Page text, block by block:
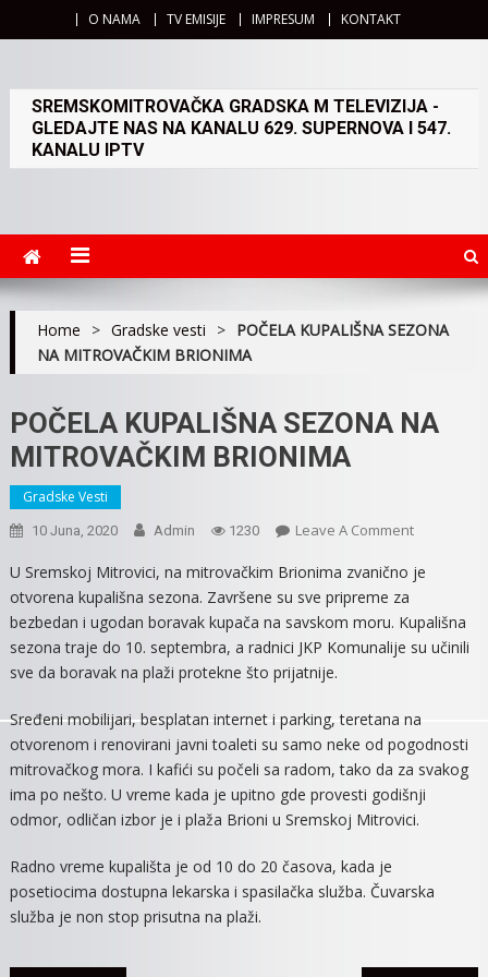
O NAMA TV EMISIJE IMPRESUM KONTAKT
SREMSKOMITROVAČKA GRADSKA M TELEVIZIJA -
GLEDAJTE NAS NA KANALU 629. SUPERNOVA I 547.
KANALU IPTV
Home > Gradske vesti > POČELA KUPALIŠNA SEZONA
NA MITROVAČKIM BRIONIMA
POČELA KUPALIŠNA SEZONA NA
MITROVAČKIM BRIONIMA
Gradske Vesti
10 Juna, 2020 Admin 1230 Leave A CommentOn
KUPALIŠNA
NA
U Sremskoj Mitrovici, na mitrovačkim Brionima zvanično je
otvorena kupališna sezona. Završene su sve pripreme za
bezbedan i ugodan boravak kupača na savskom moru. Kupališna
sezona traje do 10. septembra, a radnici JKP Komunalije su učinili
sve da boravak na plaži protekne što prijatnije.
Sređeni mobilijari, besplatan internet i parking, teretana na
otvorenom i renovirani javni toaleti su samo neke od pogodnosti
mitrovačkog mora. I kafići su počeli sa radom, tako da za svakog
ima po nešto. U vreme kada je upitno gde provesti godišnji
odmor, odličan izbor je i plaža Brioni u Sremskoj Mitrovici.
Radno vreme kupališta je od 10 do 20 časova, kada je
posetiocima dostupna lekarska i spasilačka služba. Čuvarska
služba je non stop prisutna na plaži.